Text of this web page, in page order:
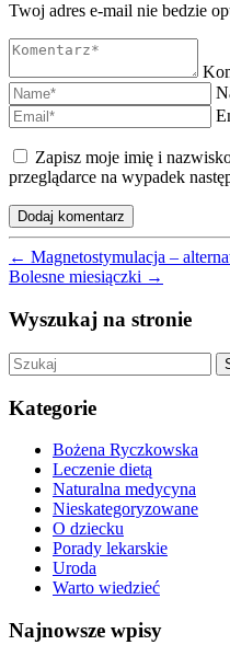
Twoj adres e-mail nie bedzie
Zapisz moje imię i
przeglądarce na wypadek
← Magnetostymulacja –
Bolesne miesiączki →
Wyszukaj na stronie
Kategorie
Bożena Ryczkowska
Leczenie dietą
Naturalna medycyna
Nieskategoryzowane
O dziecku
Porady lekarskie
Uroda
Warto wiedzieć
Najnowsze wpisy